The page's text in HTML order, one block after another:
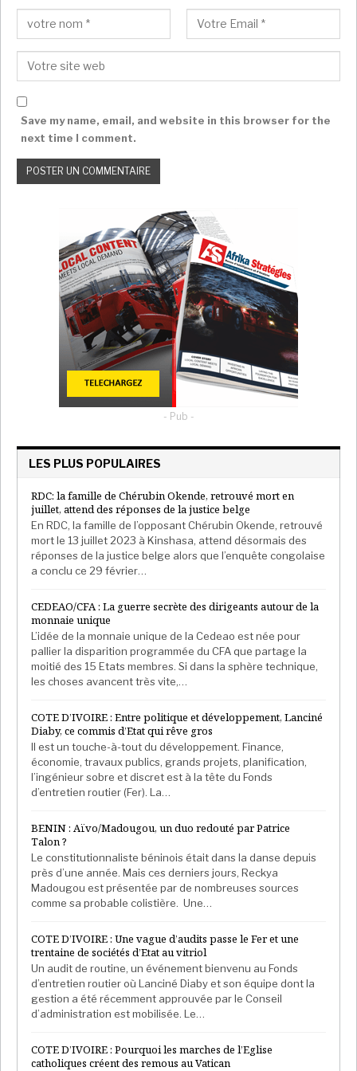
Afrika Strategies France avec RFI
Save my name, email, and website in this browser for the
next time I comment.
- Pub -
LES PLUS POPULAIRES
RDC: la famille de Chérubin Okende, retrouvé mort en
juillet, attend des réponses de la justice belge
En RDC, la famille de l’opposant Chérubin Okende, retrouvé
mort le 13 juillet 2023 à Kinshasa, attend désormais des
réponses de la justice belge alors que l’enquête congolaise
a conclu ce 29 février…
CEDEAO/CFA : La guerre secrète des dirigeants autour de la
monnaie unique
L’idée de la monnaie unique de la Cedeao est née pour
pallier la disparition programmée du CFA que partage la
moitié des 15 Etats membres. Si dans la sphère technique,
les choses avancent très vite,…
COTE D’IVOIRE : Entre politique et développement, Lanciné
Diaby, ce commis d’Etat qui rêve gros
Il est un touche-à-tout du développement. Finance,
économie, travaux publics, grands projets, planification,
l’ingénieur sobre et discret est à la tête du Fonds
d’entretien routier (Fer). La…
BENIN : Aïvo/Madougou, un duo redouté par Patrice
Talon ?
Le constitutionnaliste béninois était dans la danse depuis
près d’une année. Mais ces derniers jours, Reckya
Madougou est présentée par de nombreuses sources
comme sa probable colistière. Une…
COTE D’IVOIRE : Une vague d’audits passe le Fer et une
trentaine de sociétés d’Etat au vitriol
Un audit de routine, un événement bienvenu au Fonds
d’entretien routier où Lanciné Diaby et son équipe dont la
gestion a été récemment approuvée par le Conseil
d’administration est mobilisée. Le…
COTE D’IVOIRE : Pourquoi les marches de l’Eglise
catholiques créent des remous au Vatican